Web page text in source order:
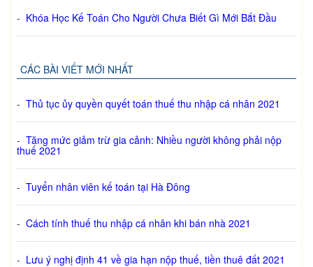
- Khóa Học Kế Toán Cho Người Chưa Biết Gì Mới Bắt Đầu
CÁC BÀI VIẾT MỚI NHẤT
- Thủ tục ủy quyền quyết toán thuế thu nhập cá nhân 2021
- Tăng mức giảm trừ gia cảnh: Nhiều người không phải nộp
thuế 2021
- Tuyển nhân viên kế toán tại Hà Đông
- Cách tính thuế thu nhập cá nhân khi bán nhà 2021
- Lưu ý nghị định 41 về gia hạn nộp thuế, tiền thuê đất 2021